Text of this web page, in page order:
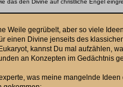
Weile gegrübelt, aber so viele
einen Divine jenseits des
kannst Du mal aufzählen,
an Konzepten im Gedächtnis
was meine mangelnde Ideen